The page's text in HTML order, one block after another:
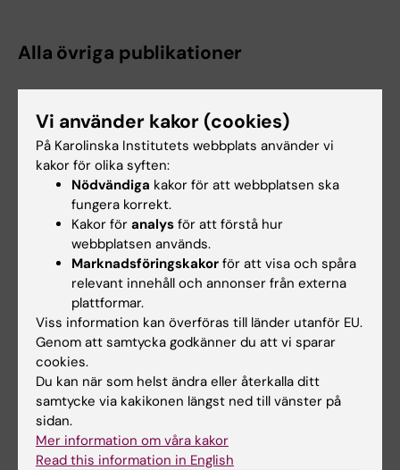
Alla övriga publikationer
EDITORIAL:JOURNAL OF THE AMERICAN
SOCIETY OF NEPHROLOGY.2026;37(1):15-17
Smoldering Segmental Sclerosis A Potential
Guide to Therapy in IgA Nephropathy
Lundberg S; Sendic S
DOCTORAL THESIS:2023
Dysregulation of the immune system in
chronic kidney disease and the impact on
disease manifestations and co-morbidity
Sendic S
Forskningsområden:
Autoimmunitet och inflammation
Immunologi inom det medicinska området
Vi använder kakor (cookies)
På Karolinska Institutets webbplats använder vi
kakor för olika syften:
Nödvändiga kakor för att webbplatsen ska
fungera korrekt.
Kakor för analys för att förstå hur
webbplatsen används.
Marknadsföringskakor för att visa och spåra
relevant innehåll och annonser från externa
plattformar.
Viss information kan överföras till länder utanför EU.
Genom att samtycka godkänner du att vi sparar
cookies.
Du kan när som helst ändra eller återkalla ditt
samtycke via kakikonen längst ned till vänster på
sidan.
Mer information om våra kakor
Read this information in English